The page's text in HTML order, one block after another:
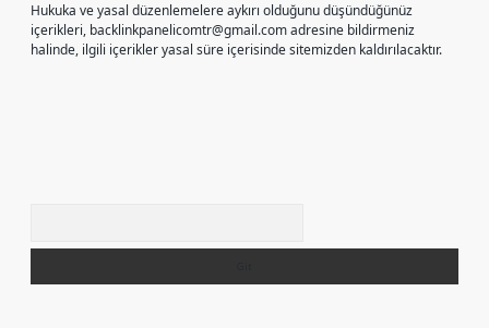
Hukuka ve yasal düzenlemelere aykırı olduğunu düşündüğünüz
içerikleri, backlinkpanelicomtr@gmail.comadresine bildirmeniz
halinde, ilgili içerikler yasal süre içerisinde sitemizden kaldırılacaktır.